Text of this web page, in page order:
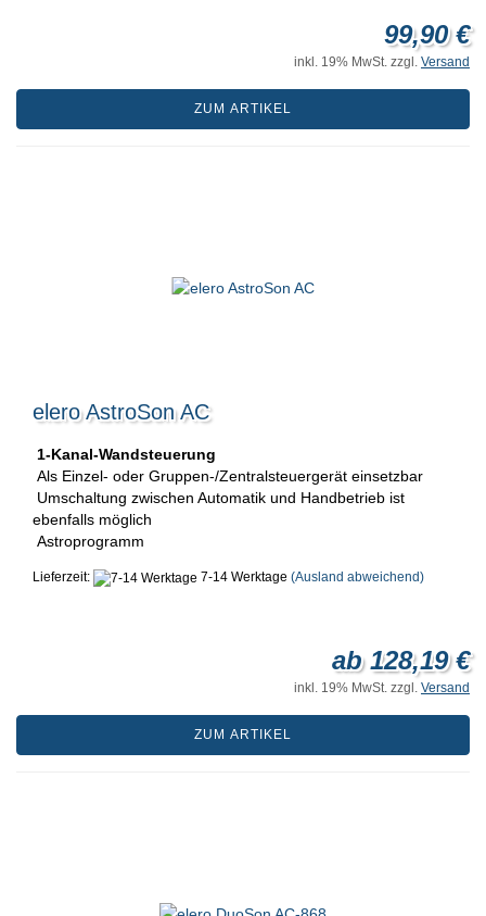
99,90 €
inkl. 19% MwSt. zzgl. Versand
ZUM ARTIKEL
elero AstroSon AC
1-Kanal-Wandsteuerung
Als Einzel- oder Gruppen-/Zentralsteuergerät einsetzbar
Umschaltung zwischen Automatik und Handbetrieb ist
ebenfalls möglich
Astroprogramm
Lieferzeit: 7-14 Werktage (Ausland abweichend)
ab 128,19 €
inkl. 19% MwSt. zzgl. Versand
ZUM ARTIKEL